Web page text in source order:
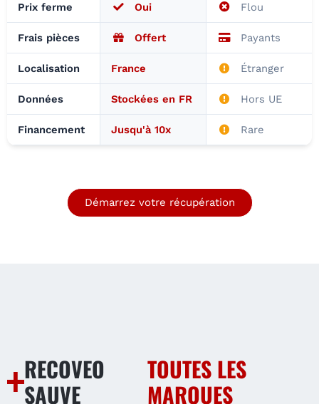
Prix ferme Oui Flou
Frais pièces Offert Payants
Localisation France Étranger
Données Stockées en FR Hors UE
Financement Jusqu'à 10x Rare
Démarrez votre récupération
RECOVEO
SAUVE
TOUTES LES
MARQUES